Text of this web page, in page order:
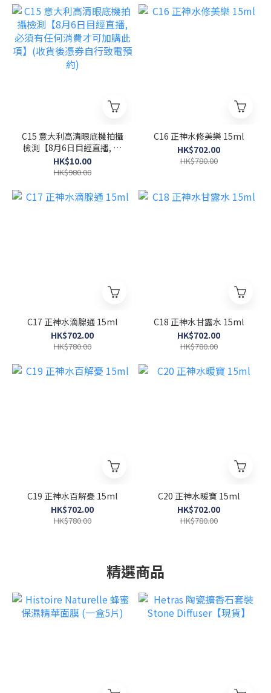
C15 意大利高清眼底機拍攝
檢測【8月6日目經直播, 必
須有任何消費才可加購此
項】(收貨後憑券自行致電
HK$10.00
HK$980.00
C16 正神水修美樂 15ml
HK$702.00
HK$780.00
C17 正神水滴腺通 15ml
HK$702.00
HK$780.00
C18 正神水甘露水 15ml
HK$702.00
HK$780.00
C19 正神水百解憂 15ml
HK$702.00
HK$780.00
C20 正神水暖寶 15ml
HK$702.00
HK$780.00
精選商品